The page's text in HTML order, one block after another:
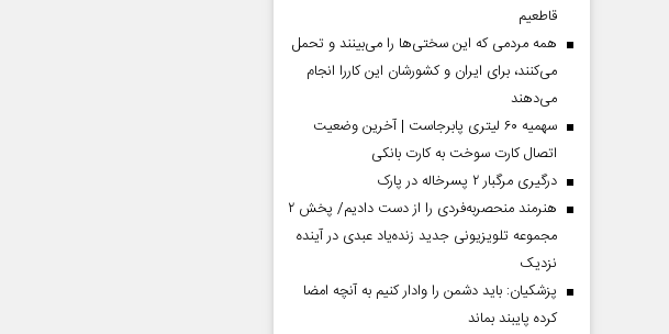
قاطعیم
همه مردمی که این سختی‌ها را می‌بینند و تحمل
می‌کنند، برای ایران و کشورشان این کاررا انجام
می‌دهند
سهمیه ۶۰ لیتری پابرجاست | آخرین وضعیت
اتصال کارت سوخت به کارت بانکی
درگیری مرگبار ۲ پسرخاله در پارک
هنرمند منحصر‌به‌فردی را از دست دادیم/ پخش ۲
مجموعه تلویزیونی جدید زنده‌یاد عبدی در آینده
نزدیک
پزشکیان: باید دشمن را وادار کنیم به آنچه امضا
کرده پایبند بماند